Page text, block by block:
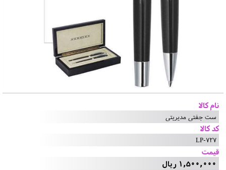
نام کالا
ست جفتی مدیریتی
کد کالا
LP-727
قیمت
1,500,000 ریال